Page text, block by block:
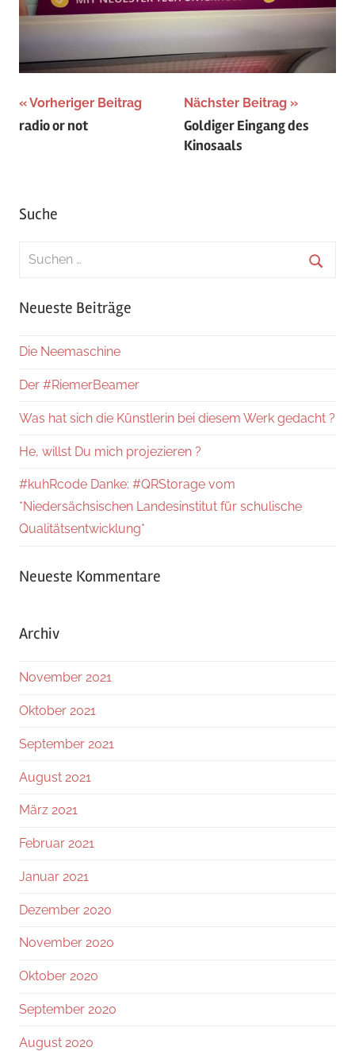
Beitragsnavigation
Vorheriger Beitrag
radio or not
Nächster Beitrag
Goldiger Eingang des
Kinosaals
Suche
Suchen
Neueste Beiträge
Die Neemaschine
Der #RiemerBeamer
Was hat sich die Künstlerin bei diesem Werk gedacht ?
He, willst Du mich projezieren ?
#kuhRcode Danke: #QRStorage vom
*Niedersächsischen Landesinstitut für schulische
Qualitätsentwicklung*
Neueste Kommentare
Archiv
November 2021
Oktober 2021
September 2021
August 2021
März 2021
Februar 2021
Januar 2021
Dezember 2020
November 2020
Oktober 2020
September 2020
August 2020